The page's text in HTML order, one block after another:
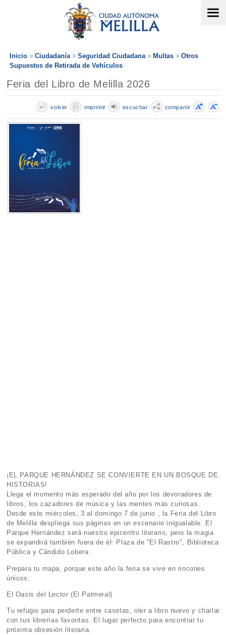
Inicio Ciudadanía Seguridad Ciudadana Multas
Otros
Supuestos de Retirada de Vehículos
Feria del Libro de Melilla 2026
compartir
escuchar
imprimir
volver
¡EL PARQUE HERNÁNDEZ SE CONVIERTE EN UN BOSQUE DE
HISTORIAS!
Llega el momento más esperado del año por los devoradores de
libros, los cazadores de música y las mentes más curiosas.
Desde este miércoles, 3 al domingo 7 de junio , la Feria del Libro
de Melilla despliega sus páginas en un escenario inigualable. El
Parque Hernández será nuestro epicentro literario, pero la magia
se expandirá también fuera de él: Plaza de "El Rastro", Biblioteca
Pública y Cándido Lobera .
Prepara tu mapa, porque este año la feria se vive en rincones
únicos:
El Oasis del Lector (El Palmeral)
Tu refugio para perderte entre casetas, oler a libro nuevo y charlar
con tus librerías favoritas. El lugar perfecto para encontrar tu
próxima obsesión literaria.